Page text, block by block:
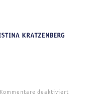
Kommentare deaktiviert